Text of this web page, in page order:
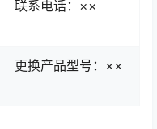
联系电话：××
更换产品型号：××